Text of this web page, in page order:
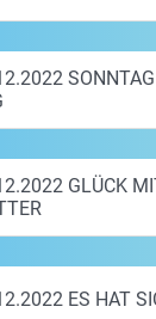
GLÜCK
ES HAT